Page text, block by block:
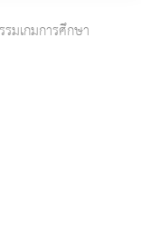
มเกมการศึกษา